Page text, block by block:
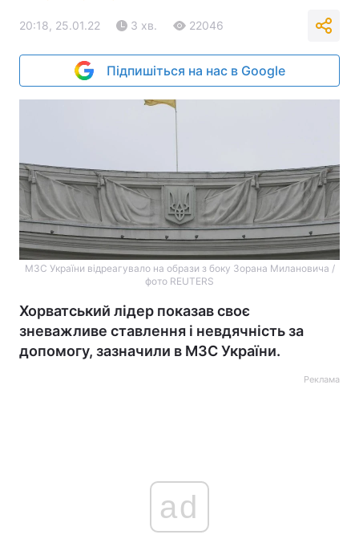
20:18, 25.01.22 3 хв. 22046
Підпишіться на нас в Google
МЗС України відреагувало на образи з боку Зорана Милановича /
фото REUTERS
Хорватський лідер показав своє
зневажливе ставлення і невдячність за
допомогу, зазначили в МЗС України.
Реклама
ad